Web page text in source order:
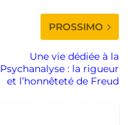
PROSSIMO
Une vie dédiée à la
Psychanalyse : la rigueur
et l’honnêteté de Freud